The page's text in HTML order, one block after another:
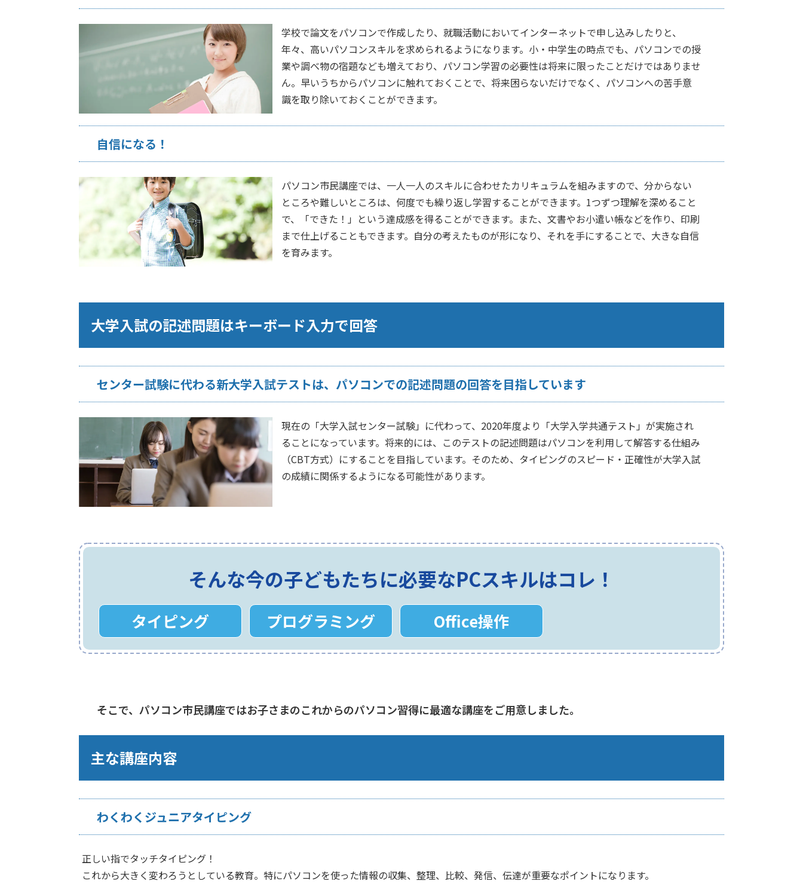
学校で論文をパソコンで作成したり、就職活動においてインターネットで申し込みしたりと、
年々、高いパソコンスキルを求められるようになります。小・中学生の時点でも、パソコンでの授
業や調べ物の宿題なども増えており、パソコン学習の必要性は将来に限ったことだけではありませ
ん。早いうちからパソコンに触れておくことで、将来困らないだけでなく、パソコンへの苦手意
識を取り除いておくことができます。
自信になる！
パソコン市民講座では、一人一人のスキルに合わせたカリキュラムを組みますので、分からない
ところや難しいところは、何度でも繰り返し学習することができます。1つずつ理解を深めること
で、「できた！」という達成感を得ることができます。また、文書やお小遣い帳などを作り、印刷
まで仕上げることもできます。自分の考えたものが形になり、それを手にすることで、大きな自信
を育みます。
大学入試の記述問題はキーボード入力で回答
センター試験に代わる新大学入試テストは、パソコンでの記述問題の回答を目指しています
現在の「大学入試センター試験」に代わって、2020年度より「大学入学共通テスト」が実施され
ることになっています。将来的には、このテストの記述問題はパソコンを利用して解答する仕組み
（CBT方式）にすることを目指しています。そのため、タイピングのスピード・正確性が大学入試
の成績に関係するようになる可能性があります。
そんな今の子どもたちに必要なPCスキルはコレ！
タイピング プログラミング Office操作
そこで、パソコン市民講座ではお子さまのこれからのパソコン習得に最適な講座をご用意しました。
主な講座内容
わくわくジュニアタイピング
正しい指でタッチタイピング！
これから大きく変わろうとしている教育。特にパソコンを使った情報の収集、整理、比較、発信、伝達が重要なポイントになります。